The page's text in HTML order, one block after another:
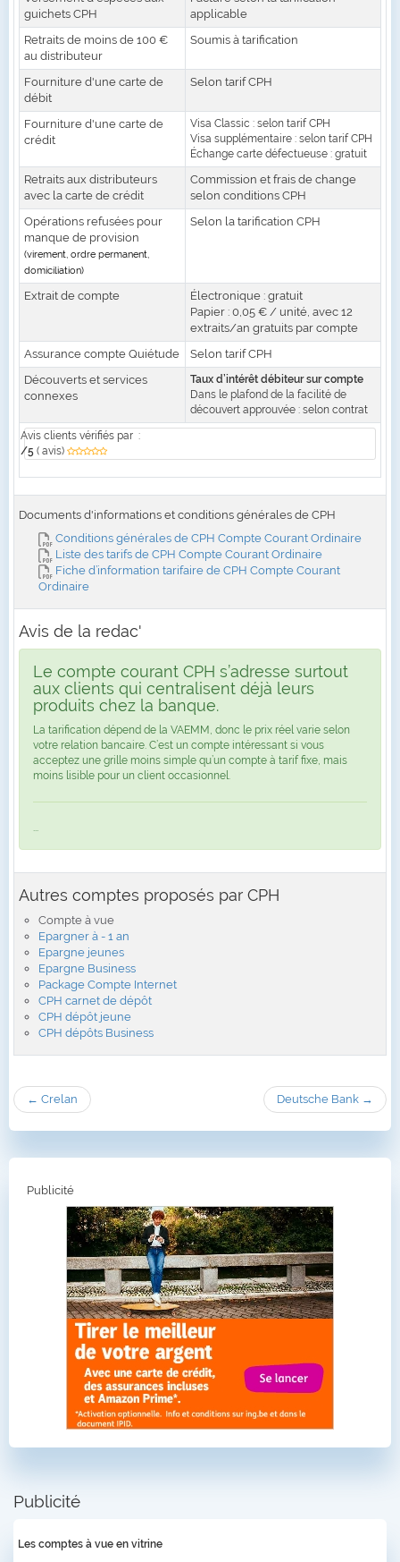
guichets CPH
applicable
Retraits de moins de 100 €
au distributeur
Soumis à tarification
Fourniture d'une carte de
débit
Selon tarif CPH
Fourniture d'une carte de
crédit
Visa Classic : selon tarif CPH
Visa supplémentaire : selon tarif CPH
Échange carte défectueuse : gratuit
Retraits aux distributeurs
avec la carte de crédit
Commission et frais de change
selon conditions CPH
Opérations refusées pour
manque de provision
(virement, ordre permanent,
domiciliation)
Selon la tarification CPH
Extrait de compte
Électronique : gratuit
Papier : 0,05 € / unité, avec 12
extraits/an gratuits par compte
Assurance compte Quiétude
Selon tarif CPH
Découverts et services
connexes
Taux d’intérêt débiteur sur compte
Dans le plafond de la facilité de
découvert approuvée : selon contrat
Avis clients vérifiés par :
/5 ( avis)
Documents d'informations et conditions générales de CPH
Conditions générales de CPH Compte Courant Ordinaire
Liste des tarifs de CPH Compte Courant Ordinaire
Fiche d’information tarifaire de CPH Compte Courant
Ordinaire
Avis de la redac'
Le compte courant CPH s’adresse surtout
aux clients qui centralisent déjà leurs
produits chez la banque.
La tarification dépend de la VAEMM, donc le prix réel varie selon
votre relation bancaire. C’est un compte intéressant si vous
acceptez une grille moins simple qu’un compte à tarif fixe, mais
moins lisible pour un client occasionnel.
...
Autres comptes proposés par CPH
Compte à vue
Epargner à - 1 an
Epargne jeunes
Epargne Business
Package Compte Internet
CPH carnet de dépôt
CPH dépôt jeune
CPH dépôts Business
← Crelan Deutsche Bank →
Publicité
Publicité
Les comptes à vue en vitrine